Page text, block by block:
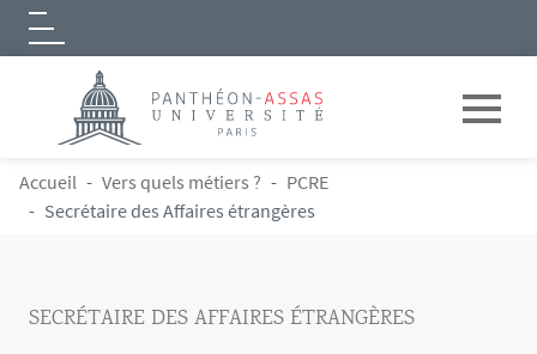
Aller au contenu principal
Logo
FIL D'ARIANE
Accueil Vers quels métiers ?
PCRE
Secrétaire des Affaires étrangères
SECRÉTAIRE DES AFFAIRES ÉTRANGÈRES